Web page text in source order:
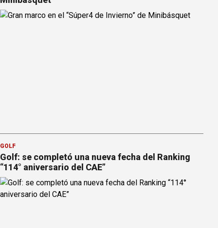
GOLF
Golf: se completó una nueva fecha del Ranking
“114° aniversario del CAE”